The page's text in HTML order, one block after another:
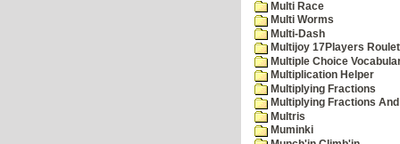
Multi Race
Multi Worms
Multi-Dash
Multijoy 17Players
Multiple Choice
Multiplication Helper
Multiplying Fractions
Multiplying Fractions
Multris
Muminki